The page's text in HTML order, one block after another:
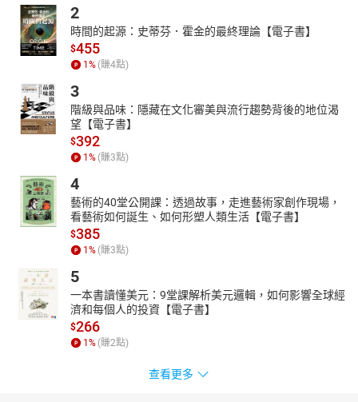
太基人承襲了腓尼基人，也很會做生意。九歲的迦太基人漢尼拔，
誓言要打敗希臘，率軍攀過阿爾卑斯山，讓羅馬人嚇了一大跳。西
元前二〇二年的札馬戰役，漢尼拔知道大勢已去，服毒身亡。有人
形容他是「一位高貴而最不幸的人」，你認為如何？
2
時間的起源：史蒂芬．霍金的最終理論【電子書】
$455
1 % (賺4點)
3
階級與品味：隱藏在文化審美與流行趨勢背後的地位渴
望【電子書】
$392
1 % (賺3點)
4
藝術的40堂公開課：透過故事，走進藝術家創作現場，
看藝術如何誕生、如何形塑人類生活【電子書】
$385
1 % (賺3點)
5
一本書讀懂美元：9堂課解析美元邏輯，如何影響全球經
濟和每個人的投資【電子書】
$266
1 % (賺2點)
查看更多